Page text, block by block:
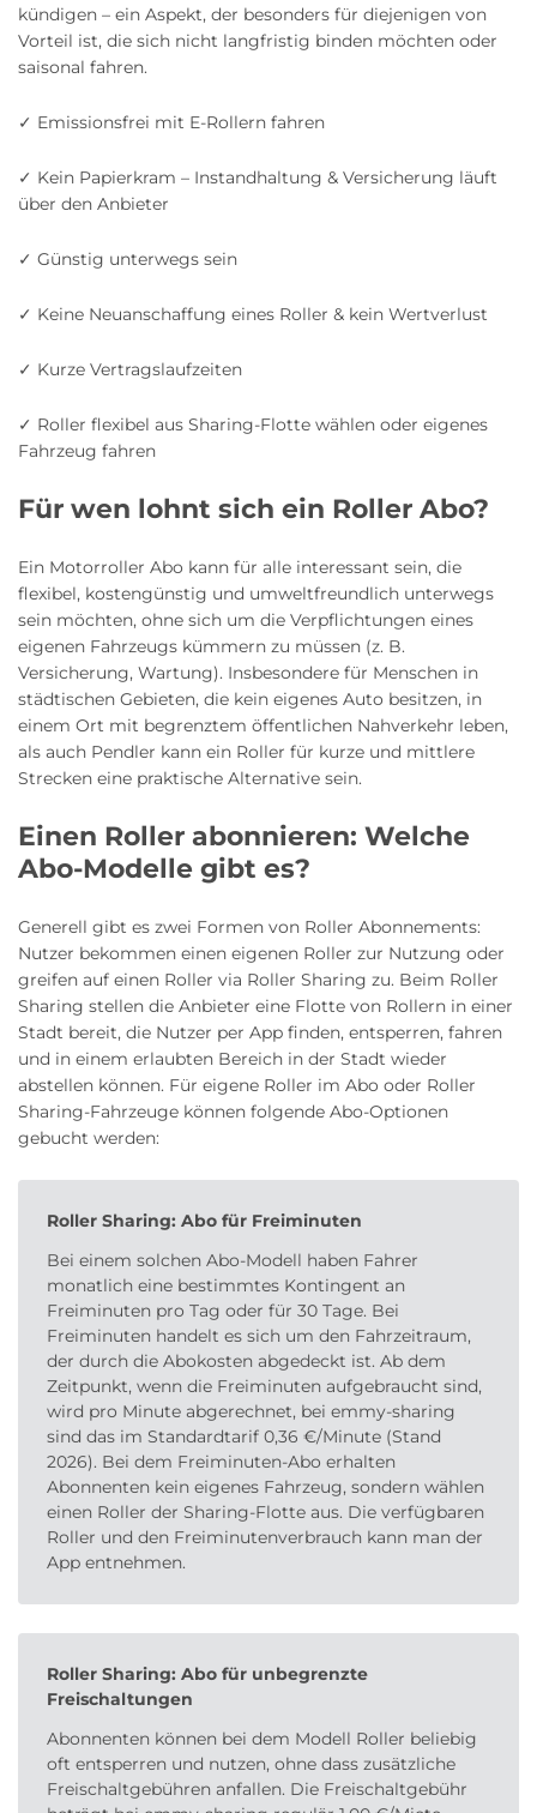
kündigen – ein Aspekt, der besonders für diejenigen von
Vorteil ist, die sich nicht langfristig binden möchten oder
saisonal fahren.
✓ Emissionsfrei mit E-Rollern fahren
✓ Kein Papierkram – Instandhaltung & Versicherung läuft
über den Anbieter
✓ Günstig unterwegs sein
✓ Keine Neuanschaffung eines Roller & kein Wertverlust
✓ Kurze Vertragslaufzeiten
✓ Roller flexibel aus Sharing-Flotte wählen oder eigenes
Fahrzeug fahren
Für wen lohnt sich ein Roller Abo?
Ein Motorroller Abo kann für alle interessant sein, die
flexibel, kostengünstig und umweltfreundlich unterwegs
sein möchten, ohne sich um die Verpflichtungen eines
eigenen Fahrzeugs kümmern zu müssen (z. B.
Versicherung, Wartung). Insbesondere für Menschen in
städtischen Gebieten, die kein eigenes Auto besitzen, in
einem Ort mit begrenztem öffentlichen Nahverkehr leben,
als auch Pendler kann ein Roller für kurze und mittlere
Strecken eine praktische Alternative sein.
Einen Roller abonnieren: Welche
Abo-Modelle gibt es?
Generell gibt es zwei Formen von Roller Abonnements:
Nutzer bekommen einen eigenen Roller zur Nutzung oder
greifen auf einen Roller via Roller Sharing zu. Beim Roller
Sharing stellen die Anbieter eine Flotte von Rollern in einer
Stadt bereit, die Nutzer per App finden, entsperren, fahren
und in einem erlaubten Bereich in der Stadt wieder
abstellen können. Für eigene Roller im Abo oder Roller
Sharing-Fahrzeuge können folgende Abo-Optionen
gebucht werden:
Roller Sharing: Abo für Freiminuten
Bei einem solchen Abo-Modell haben Fahrer
monatlich eine bestimmtes Kontingent an
Freiminuten pro Tag oder für 30 Tage. Bei
Freiminuten handelt es sich um den Fahrzeitraum,
der durch die Abokosten abgedeckt ist. Ab dem
Zeitpunkt, wenn die Freiminuten aufgebraucht sind,
wird pro Minute abgerechnet, bei emmy-sharing
sind das im Standardtarif 0,36 €/Minute (Stand
2026). Bei dem Freiminuten-Abo erhalten
Abonnenten kein eigenes Fahrzeug, sondern wählen
einen Roller der Sharing-Flotte aus. Die verfügbaren
Roller und den Freiminutenverbrauch kann man der
App entnehmen.
Roller Sharing: Abo für unbegrenzte
Freischaltungen
Abonnenten können bei dem Modell Roller beliebig
oft entsperren und nutzen, ohne dass zusätzliche
Freischaltgebühren anfallen. Die Freischaltgebühr